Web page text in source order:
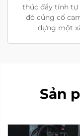
thúc đẩy tính tự
đó củng cố
dựng một
Sản